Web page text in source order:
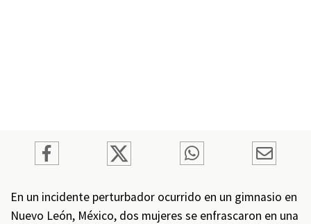
En un incidente perturbador ocurrido en un gimnasio en
Nuevo León, México, dos mujeres se enfrascaron en una